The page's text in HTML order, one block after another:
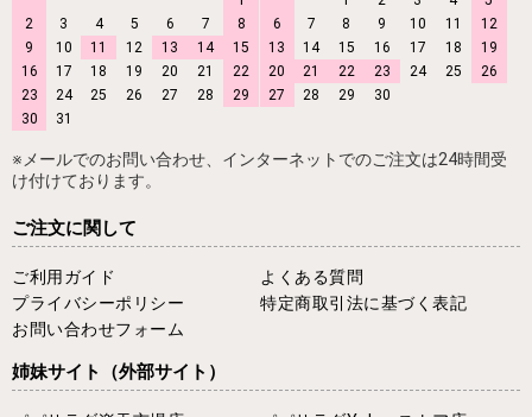
2
3 4 5 6 7
8
9
10 11 12 13 14
15
16
17 18 19 20 21
22
23
24 25 26 27 28
29
30
31
6
7 8 9 10 11
12
13
14 15 16 17 18
19
20
21 22 23 24 25
26
27
28 29 30
※メールでのお問い合わせ、インターネットでのご注文は24時間受
け付けております。
ご注文に関して
ご利用ガイド
よくある質問
プライバシーポリシー
特定商取引法に基づく表記
お問い合わせフォーム
姉妹サイト （外部サイト）